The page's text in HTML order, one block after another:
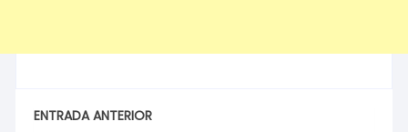
ENTRADA ANTERIOR